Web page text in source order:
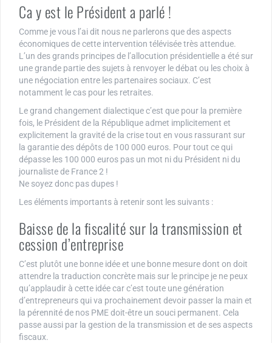
Ca y est le Président a parlé !
Comme je vous l’ai dit nous ne parlerons que des aspects
économiques de cette intervention télévisée très attendue.
L’un des grands principes de l’allocution présidentielle a été sur
une grande partie des sujets à renvoyer le débat ou les choix à
une négociation entre les partenaires sociaux. C’est
notamment le cas pour les retraites.
Le grand changement dialectique c’est que pour la première
fois, le Président de la République admet implicitement et
explicitement la gravité de la crise tout en vous rassurant sur
la garantie des dépôts de 100 000 euros. Pour tout ce qui
dépasse les 100 000 euros pas un mot ni du Président ni du
journaliste de France 2 !
Ne soyez donc pas dupes !
Les éléments importants à retenir sont les suivants :
Baisse de la fiscalité sur la transmission et
cession d’entreprise
C’est plutôt une bonne idée et une bonne mesure dont on doit
attendre la traduction concrète mais sur le principe je ne peux
qu’applaudir à cette idée car c’est toute une génération
d’entrepreneurs qui va prochainement devoir passer la main et
la pérennité de nos PME doit-être un souci permanent. Cela
passe aussi par la gestion de la transmission et de ses aspects
fiscaux.